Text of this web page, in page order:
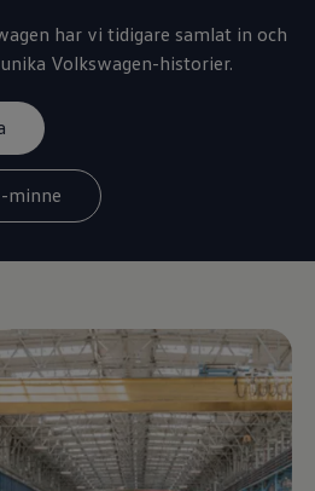
har vi tidigare samlat in och
Volkswagen-historier.
minne